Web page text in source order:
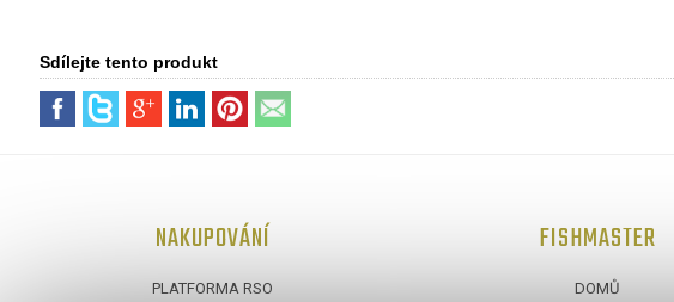
Sdílejte tento produkt
NAKUPOVÁNÍ
PLATFORMA RSO
FISHMASTER
DOMŮ